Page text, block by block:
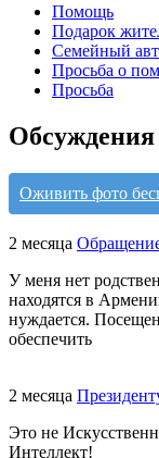
Помощь
Подарок
Семейный
Просьба о
Просьба
Обсуждения
Оживить фото
2 месяца
У меня нет
находятся в
нуждается.
обеспечить
2 месяца
Это не
Интеллект!